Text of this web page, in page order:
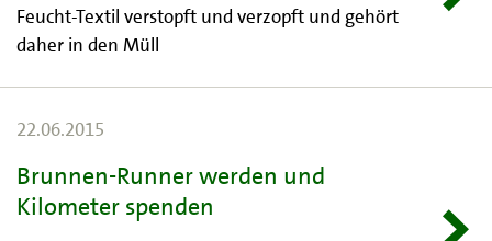
Feucht-Textil verstopft und verzopft und gehört
daher in den Müll
22.06.2015
Brunnen-Runner werden und
Kilometer spenden